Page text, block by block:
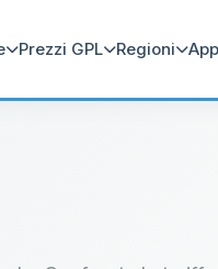
Prezzi GPL Regioni App